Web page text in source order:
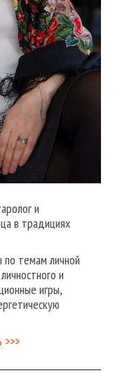
и
в традициях
по темам личной
и
игры,